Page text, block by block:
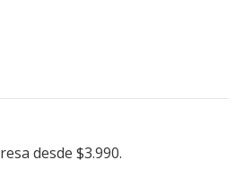
desde $3.990.